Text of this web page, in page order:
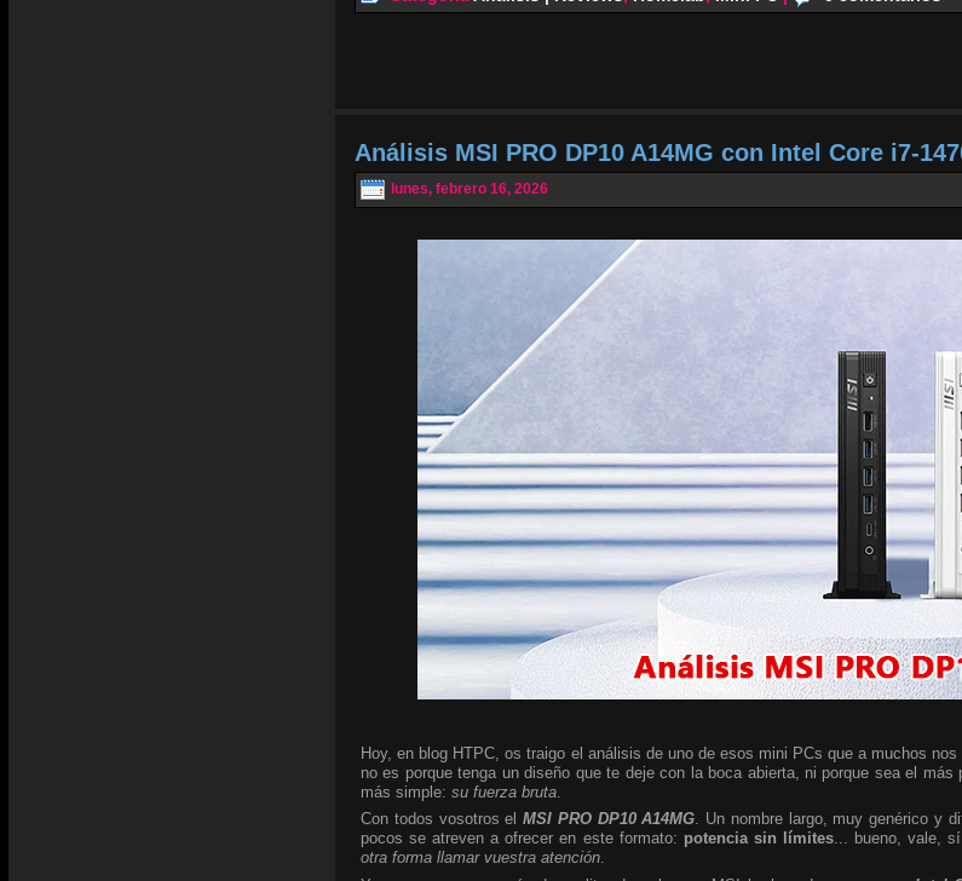
Análisis MSI PRO DP10 A14MG con Intel Core i7-
lunes, febrero 16, 2026
Hoy, en blog HTPC, os traigo el análisis de uno de esos mini PCs que a muchos
no es porque tenga un diseño que te deje con la boca abierta, ni porque sea el
más simple: su fuerza bruta
Con todos vosotros elMSI PRO DP10 A14MG. Un nombre largo, muy genérico y
pocos se atreven a ofrecer en este formato: potencia sin límites... bueno, vale,
otra forma llamar vuestra atención.